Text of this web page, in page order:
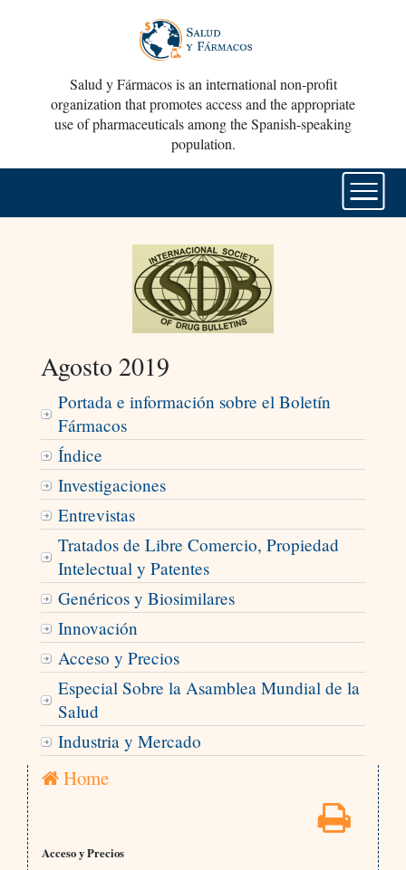
Salud y Fármacos is an international non-profit
organization that promotes access and the appropriate
use of pharmaceuticals among the Spanish-speaking
population.
Agosto 2019
Portada e información sobre el Boletín
Fármacos
Índice
Investigaciones
Entrevistas
Tratados de Libre Comercio, Propiedad
Intelectual y Patentes
Genéricos y Biosimilares
Innovación
Acceso y Precios
Especial Sobre la Asamblea Mundial de la
Salud
Industria y Mercado
Home
Acceso y Precios